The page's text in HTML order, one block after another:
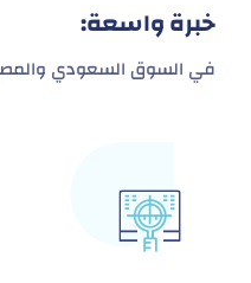
خبرة واسعة:
في السوق السعودي